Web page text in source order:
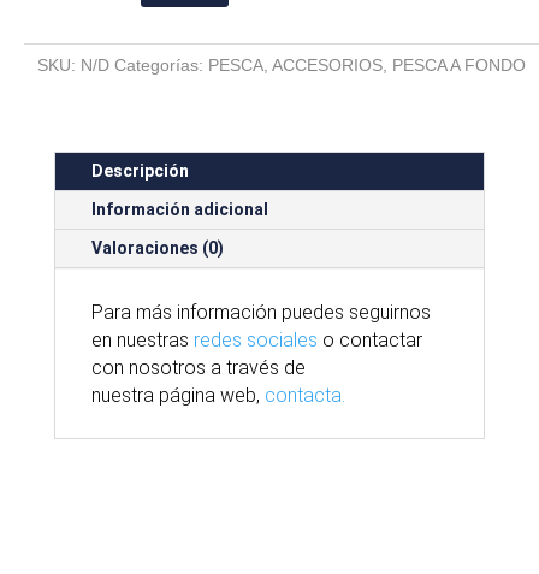
SKU: N/D Categorías: PESCA ACCESORIOS PESCA A FONDO
Descripción
Información adicional
Valoraciones (0)
Para más información puedes seguirnos
en nuestras redes sociales o contactar
con nosotros a través de
nuestra página web, contacta.